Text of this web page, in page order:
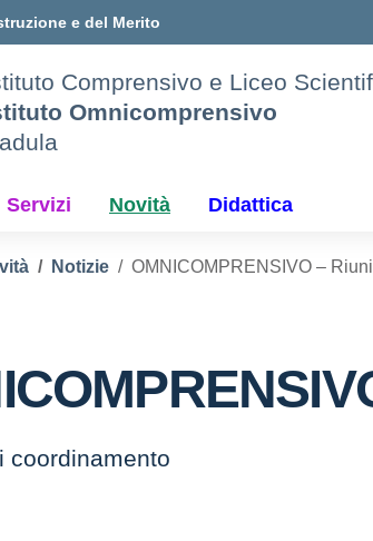
e del Merito
Comprensivo e Liceo
Omnicomprensivo
Servizi Novità Didattica
Notizie OMNICOMPRENSIVO –
coordinamento